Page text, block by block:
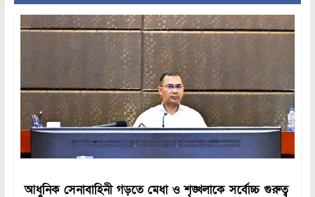
আধুনিক সেনাবাহিনী গড়তে মেধা ও শৃঙ্খলাকে সর্বোচ্চ গুরুত্ব